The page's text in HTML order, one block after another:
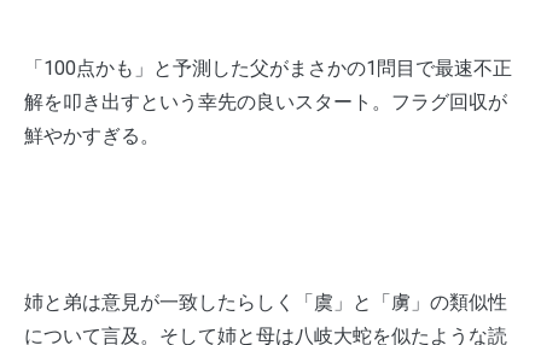
「100点かも」と予測した父がまさかの1問目で最速不正
解を叩き出すという幸先の良いスタート。フラグ回収が
鮮やかすぎる。
姉と弟は意見が一致したらしく「虞」と「虜」の類似性
について言及。そして姉と母は八岐大蛇を似たような読